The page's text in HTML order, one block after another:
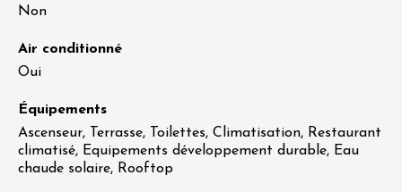
Non
Air conditionné
Oui
Équipements
Ascenseur, Terrasse, Toilettes, Climatisation, Restaurant
climatisé, Equipements développement durable, Eau
chaude solaire, Rooftop